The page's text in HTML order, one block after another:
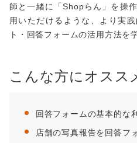
師と一緒に「Shopらん」を操
用いただけるような、より実
ト・回答フォームの活用方法を
こんな方にオスス
回答フォームの基本的な
店舗の写真報告を回答フ